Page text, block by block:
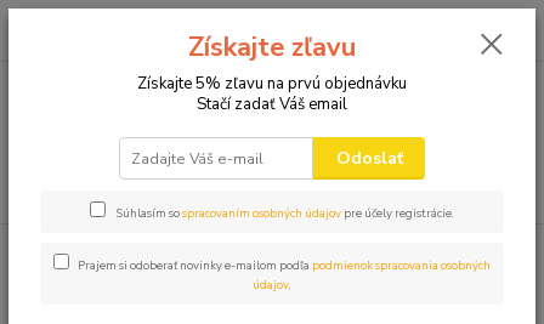
0,00 EUR
AKCIA - VÝPREDAJ
Získajte zľavu
Získajte 5% zľavu na prvú objednávku
Stačí zadať Váš email
Odoslať
Súhlasím sospracovaním osobných údajov pre účely registrácie.
Prajem si odoberať novinky e-mailom podľa podmienok spracovania osobných
údajov.